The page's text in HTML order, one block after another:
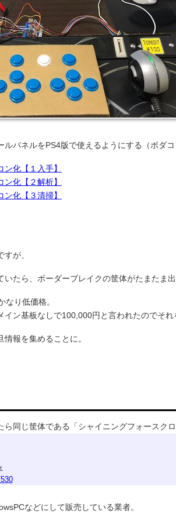
ルパネルをPS4版で使えるようにする（ボダ
化【１入手】
化【２解析】
化【３清掃】
が、
たら、 ボーダーブレイクの筐体がたまたま出
なり低価格。
イン基板なしで100, 000円と言われたのでそれ
報を集めることに。
ら同じ筐体である「シャイニングフォースク
などにして販売している業者。